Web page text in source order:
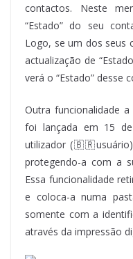
contactos. Neste
“Estado” do seu
Logo, se um dos seus
actualização de
verá o “Estado” desse
Outra funcionalidade a
foi lançada em 15
utilizador (🇧🇷usuário)
protegendo-a com a
Essa funcionalidade
e coloca-a numa
somente com a
através da impressão